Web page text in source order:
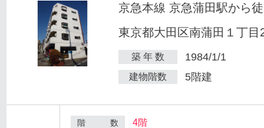
京急本線 京急蒲田駅から
東京都大田区南蒲田１丁目
築 年 数 1984/1/1
建物階数 5階建
階 数 4階